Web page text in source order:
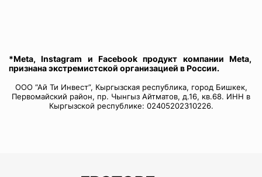
*Meta, Instagram и Facebook продукт компании Meta,
признана экстремистской организацией в России.
ООО “Ай Ти Инвест”, Кыргызская республика, город Бишкек,
Первомайский район, пр. Чынгыз Айтматов, д.16, кв.68. ИНН в
Кыргызской республике: 02405202310226.